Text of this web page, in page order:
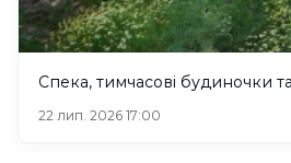
Спека, тимчасові будиночки
22 лип. 2026 17:00